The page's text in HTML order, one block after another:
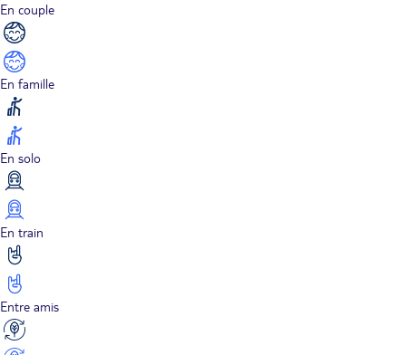
En couple
En famille
En solo
En train
Entre amis